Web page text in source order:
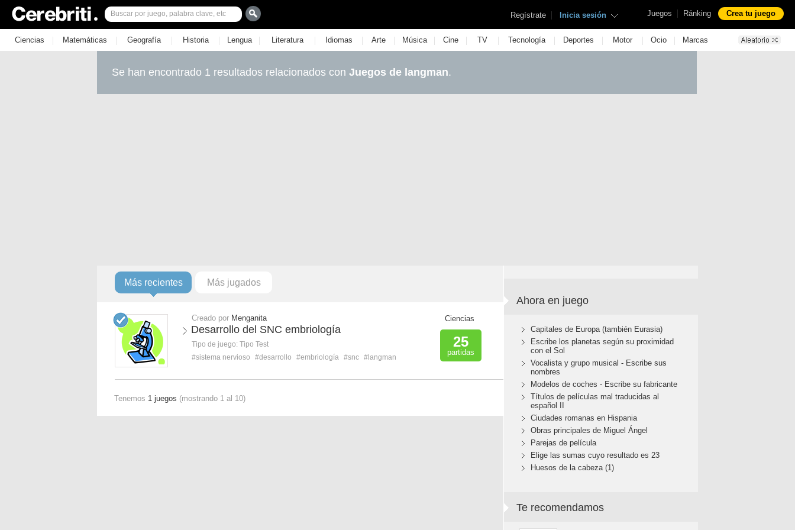
Juegos | Ránking Crea tu juego
Regístrate | Inicia sesión
Ciencias | Matemáticas | Geografía | Historia | Lengua | Literatura | Idiomas | Arte | Música | Cine | TV | Tecnología | Deportes | Motor | Ocio | Marcas
Se han encontrado 1 resultados relacionados con Juegos de langman.
Más recientes Más jugados
Creado por Menganita
Desarrollo del SNC embriología
Tipo de juego: Tipo Test
#sistema nervioso
#desarrollo #embriología #snc #langman
Ciencias
25
partidas
Tenemos 1 juegos (mostrando 1 al 10)
Ahora en juego
Capitales de Europa (también Eurasia)
Escribe los planetas según su proximidad
con el Sol
Vocalista y grupo musical - Escribe sus
nombres
Modelos de coches - Escribe su fabricante
Títulos de películas mal traducidas al
español II
Ciudades romanas en Hispania
Obras principales de Miguel Ángel
Parejas de película
Elige las sumas cuyo resultado es 23
Huesos de la cabeza (1)
Te recomendamos